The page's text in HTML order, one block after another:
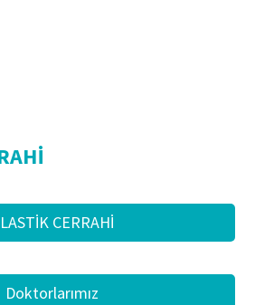
CERRAHİ
Doktorlarımız